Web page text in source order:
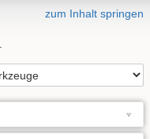
zum Inhalt springen